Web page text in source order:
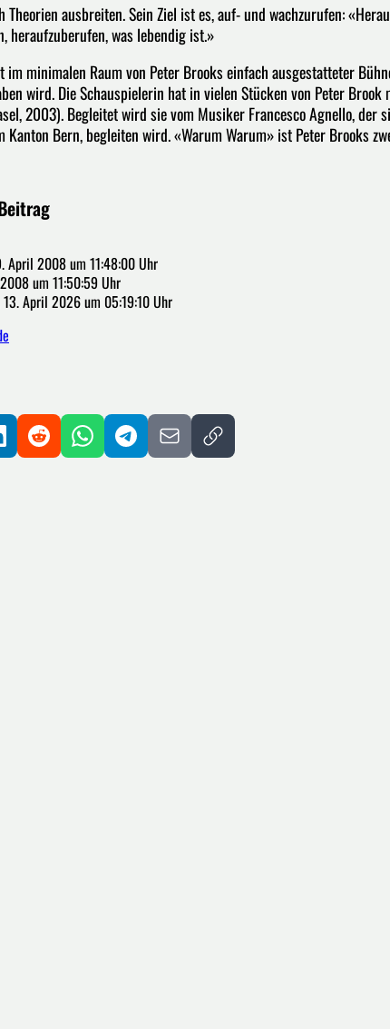
ausbreiten. Sein Ziel ist es, auf- und wachzurufen:
heraufzuberufen, was lebendig ist.»
minimalen Raum von Peter Brooks einfach ausgestatteter
wird. Die Schauspielerin hat in vielen Stücken von Peter
2003). Begleitet wird sie vom Musiker Francesco Agnello, der
Bern, begleiten wird. «Warum Warum» ist Peter Brooks
April 2008 um 11:48:00 Uhr
um 11:50:59 Uhr
13. April 2026 um 05:19:10 Uhr